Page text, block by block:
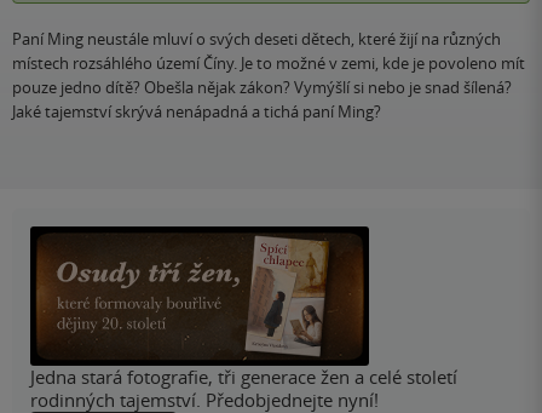
Paní Ming neustále mluví o svých deseti dětech, které žijí na různých
místech rozsáhlého území Číny. Je to možné v zemi, kde je povoleno mít
pouze jedno dítě? Obešla nějak zákon? Vymýšlí si nebo je snad šílená?
Jaké tajemství skrývá nenápadná a tichá paní Ming?
Jedna stará fotografie, tři generace žen a celé století
rodinných tajemství. Předobjednejte nyní!